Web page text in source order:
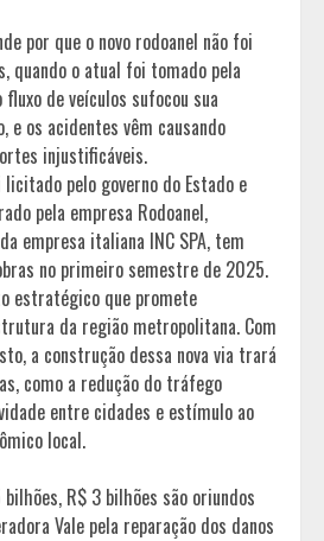
por que o novo rodoanel não foi
quando o atual foi tomado pela
de veículos sufocou sua
e os acidentes vêm causando
injustificáveis.
licitado pelo governo do Estado e
pela empresa Rodoanel,
empresa italiana INC SPA, tem
no primeiro semestre de 2025.
estratégico que promete
da região metropolitana. Com
a construção dessa nova via trará
como a redução do tráfego
entre cidades e estímulo ao
local.
R$ 3 bilhões são oriundos
Vale pela reparação dos danos